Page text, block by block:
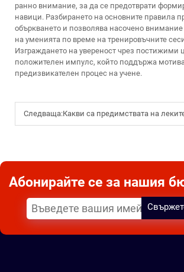
ранно внимание, за да се предотврати
навици. Разбирането на основните правила
объркването и позволява насочено
на уменията по време на тренировъчните
Изграждането на увереност чрез постижими
положителен импулс, който поддържа
предизвикателен процес на учене.
Следваща:Какви са предимствата на леките спрямо
Абонирайте се за нашия